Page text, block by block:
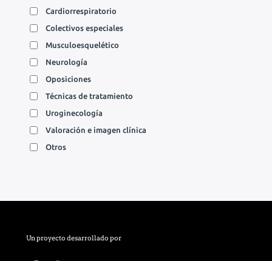
Cardiorrespiratorio
Colectivos especiales
Musculoesquelético
Neurología
Oposiciones
Técnicas de tratamiento
Uroginecología
Valoración e imagen clínica
Otros
Un proyecto desarrollado por